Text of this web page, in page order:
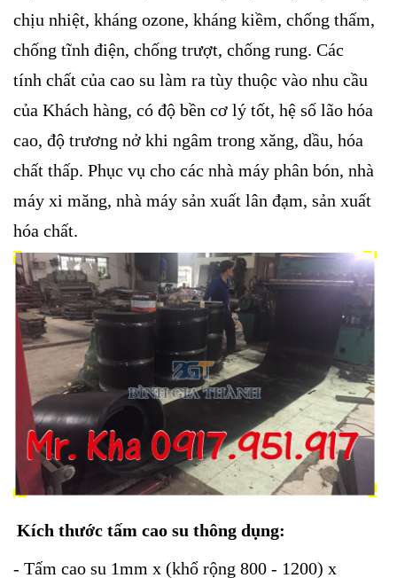
chịu nhiệt, kháng ozone, kháng kiềm, chống thấm,
chống tĩnh điện, chống trượt, chống rung. Các
tính chất của cao su làm ra tùy thuộc vào nhu cầu
của Khách hàng, có độ bền cơ lý tốt, hệ số lão hóa
cao, độ trương nở khi ngâm trong xăng, dầu, hóa
chất thấp. Phục vụ cho các nhà máy phân bón, nhà
máy xi măng, nhà máy sản xuất lân đạm, sản xuất
hóa chất.
Kích thước tấm cao su thông dụng:
- Tấm cao su 1mm x (khổ rộng 800 - 1200) x